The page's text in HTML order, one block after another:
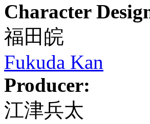
Character
福田皖
Fukuda Kan
Producer:
江津兵太